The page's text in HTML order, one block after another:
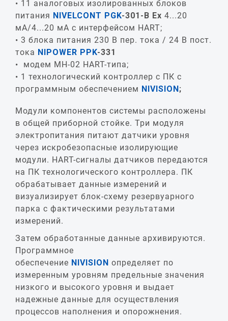
11 аналоговых изолированных блоков
питания NIVELCONT PGK-301-B Ex 4...20
мА/4...20 мА с интерфейсом HART;
3 блока питания 230 В пер. тока / 24 В пост.
тока NIPOWER PPK-331
модем MH-02 HART-типа;
1 технологический контроллер с ПК с
программным обеспечением NIVISION;
Модули компонентов системы расположены
в общей приборной стойке. Три модуля
электропитания питают датчики уровня
через искробезопасные изолирующие
модули. HART-сигналы датчиков передаются
на ПК технологического контроллера. ПК
обрабатывает данные измерений и
визуализирует блок-схему резервуарного
парка с фактическими результатами
измерений.
Затем обработанные данные архивируются.
Программное
обеспечение NIVISION определяет по
измеренным уровням предельные значения
низкого и высокого уровня и выдает
надежные данные для осуществления
процессов наполнения и опорожнения.